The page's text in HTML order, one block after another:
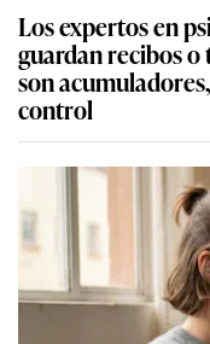
Los expertos en
guardan recibos o
son
control